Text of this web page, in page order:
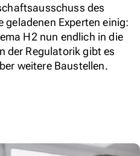
des
geladenen Experten einig:
H2 nun endlich in die
der Regulatorik gibt es
weitere Baustellen.